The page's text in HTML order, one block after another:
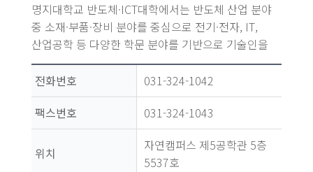
명지대학교 반도체·ICT대학에서는 반도체 산업 분야
중 소재·부품·장비 분야를 중심으로 전기·전자, IT,
산업공학 등 다양한 학문 분야를 기반으로 기술인을
양성하고 있습니다.
전화번호
031-324-1042
팩스번호
031-324-1043
위치
자연캠퍼스 제5공학관 5층
5537호